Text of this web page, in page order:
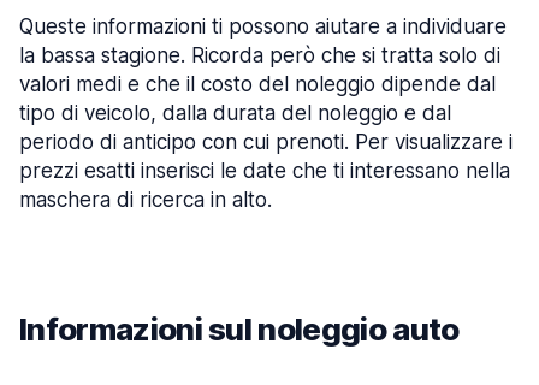
Queste informazioni ti possono aiutare a individuare
la bassa stagione. Ricorda però che si tratta solo di
valori medi e che il costo del noleggio dipende dal
tipo di veicolo, dalla durata del noleggio e dal
periodo di anticipo con cui prenoti. Per visualizzare i
prezzi esatti inserisci le date che ti interessano nella
maschera di ricerca in alto.
Informazioni sul noleggio auto